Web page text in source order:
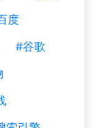
度
#谷歌